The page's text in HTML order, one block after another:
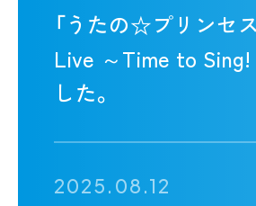
「うたの☆プリンセ
Live ～Time to
した。
2025.08.12